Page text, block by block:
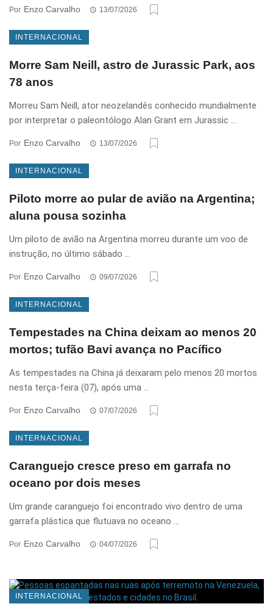
Por Enzo Carvalho 13/07/2026
INTERNACIONAL
Morre Sam Neill, astro de Jurassic Park, aos
78 anos
Morreu Sam Neill, ator neozelandês conhecido mundialmente
por interpretar o paleontólogo Alan Grant em Jurassic ...
Por Enzo Carvalho 13/07/2026
INTERNACIONAL
Piloto morre ao pular de avião na Argentina;
aluna pousa sozinha
Um piloto de avião na Argentina morreu durante um voo de
instrução, no último sábado ...
Por Enzo Carvalho 09/07/2026
INTERNACIONAL
Tempestades na China deixam ao menos 20
mortos; tufão Bavi avança no Pacífico
As tempestades na China já deixaram pelo menos 20 mortos
nesta terça-feira (07), após uma ...
Por Enzo Carvalho 07/07/2026
INTERNACIONAL
Caranguejo cresce preso em garrafa no
oceano por dois meses
Um grande caranguejo foi encontrado vivo dentro de uma
garrafa plástica que flutuava no oceano ...
Por Enzo Carvalho 04/07/2026
INTERNACIONAL